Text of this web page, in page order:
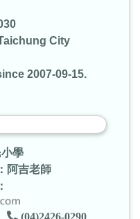
City
2007-09-15.
學
吉老師
(04)2426-0290